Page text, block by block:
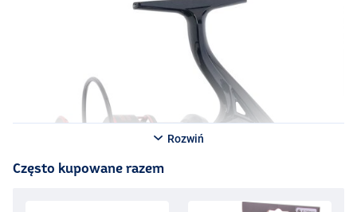
Rozwiń
Często kupowane razem